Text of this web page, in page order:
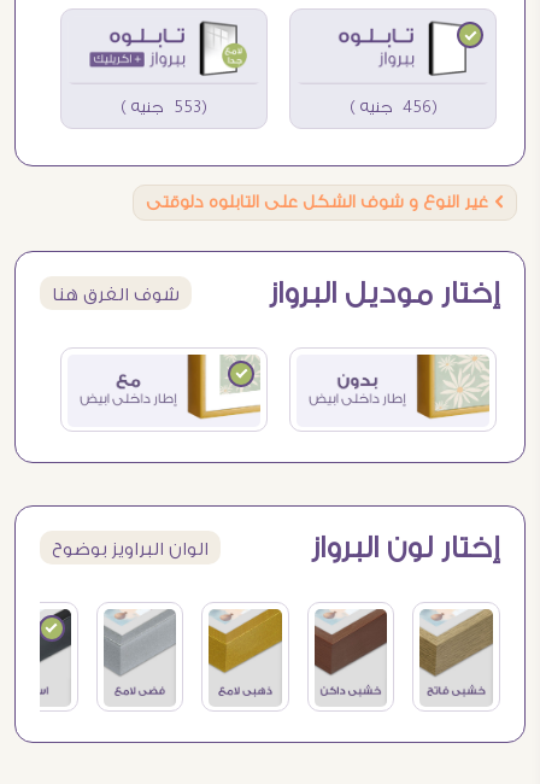
(456 جنيه ) (553 جنيه )
Ö غير النوع و شوف الشكل على التابلوه دلوقتى
إختار موديل البرواز شوف الفرق هنا
إختار لون البرواز الوان البراويز بوضوح